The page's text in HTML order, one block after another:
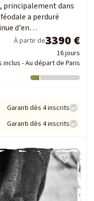
principalement dans
a perduré
d'en…
À partir de3390 €
16 jours
inclus - Au départ de Paris
Garanti dès 4 inscrits
Garanti dès 4 inscrits